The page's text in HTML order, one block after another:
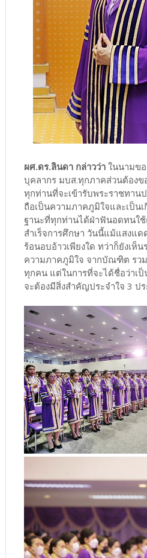
ผศ.ดร.ลินดา กล่าวว่าในนามขอ
บุคลากร มบส.ทุกภาคส่วนต้อง
ทุกท่านที่จะเข้ารับพระราชทา
ถือเป็นความภาคภูมิใจและเป็น
ฐานะที่ทุกท่านได้ฝ่าฟันอดทนใ
สำเร็จการศึกษา วันนี้แม้แสงแด
ร้อนอบอ้าวเพียงใด ทว่าก็ยังเห็
ความภาคภูมิใจ จากบัณฑิต รว
ทุกคน แต่ในการที่จะได้ชื่อว่า
จะต้องมีสิ่งสำคัญประจำใจ 3 ป